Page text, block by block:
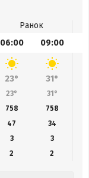
Ранок
06:00 09:00
23° 31°
23° 31°
758 758
47 34
3
3
2 2